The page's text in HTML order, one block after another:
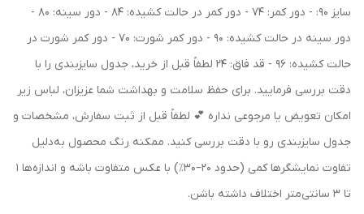
سایز 90: - دور کمر: 74 - دور کمر در حالت کشیده: 84 - دور سینه: 80 -
دور سینه در حالت کشیده: 90 - دور کمر شورت: 70 - دور کمر شورت در
حالت کشیده: 96 - قد فاق: 24 لطفاً قبل از خرید، جدول سایزبندی را با
دقت بررسی فرمایید. برای حفظ سلامت و بهداشت شما عزیزان، لباس زیر
امکان تعویض یا مرجوعی نداره 💕 لطفاً قبل از ثبت سفارش، مشخصات و
جدول سایزبندی رو با دقت بررسی کنید. ممکنه رنگ محصول به‌دلیل
تفاوت نمایشگرها کمی (حدود ۲۰–۳۰٪) با عکس متفاوت باشه و اندازه‌ها ۱
تا ۳ سانتی‌متر اختلاف داشته باشن.